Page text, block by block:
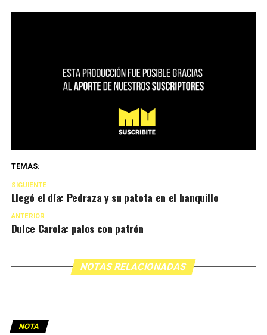
TEMAS:
SIGUIENTE
Llegó el día: Pedraza y su patota en el banquillo
ANTERIOR
Dulce Carola: palos con patrón
NOTAS RELACIONADAS
NOTA